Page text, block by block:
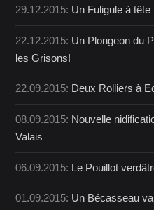
29.12.2015: Un Fuligule à
22.12.2015: Un Plongeon du
les Grisons!
22.09.2015: Deux Rolliers à
08.09.2015: Nouvelle
Valais
06.09.2015: Le Pouillot
01.09.2015: Un Bécasseau